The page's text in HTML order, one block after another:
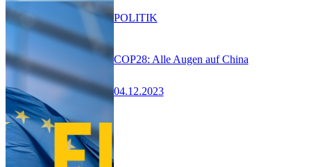
COP28: Alle Augen auf China
04.12.2023
POLITIK